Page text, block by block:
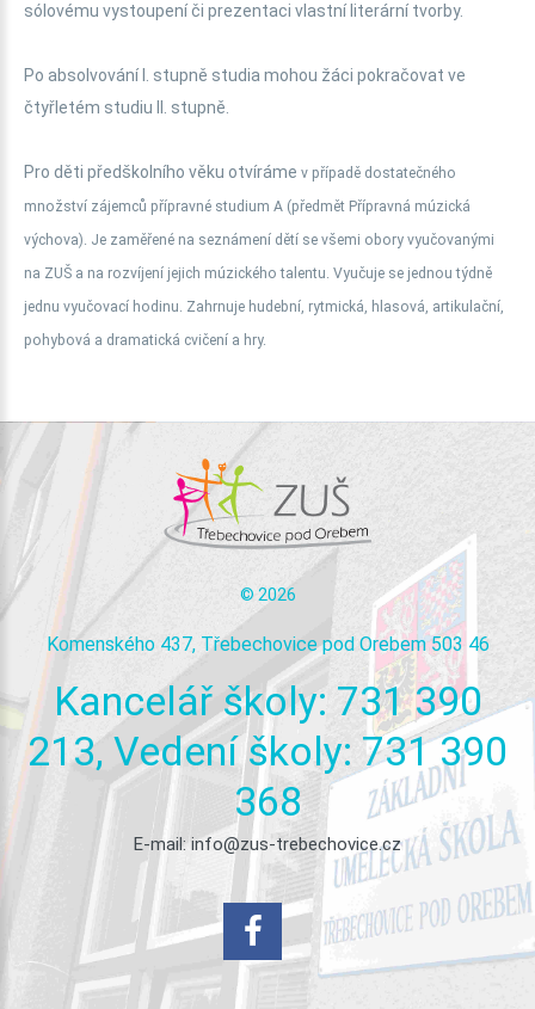
sólovému vystoupení či prezentaci vlastní literární tvorby.
Po absolvování I. stupně studia mohou žáci pokračovat ve
čtyřletém studiu II. stupně.
Pro děti předškolního věku otvíráme v případě dostatečného
množství zájemců přípravné studium A (předmět Přípravná múzická
výchova). Je zaměřené na seznámení dětí se všemi obory vyučovanými
na ZUŠ a na rozvíjení jejich múzického talentu. Vyučuje se jednou týdně
jednu vyučovací hodinu. Zahrnuje hudební, rytmická, hlasová, artikulační,
pohybová a dramatická cvičení a hry.
© 2026
Komenského 437, Třebechovice pod Orebem 503 46
Kancelář školy: 731 390
213, Vedení školy: 731 390
368
E-mail: info@zus-trebechovice.cz